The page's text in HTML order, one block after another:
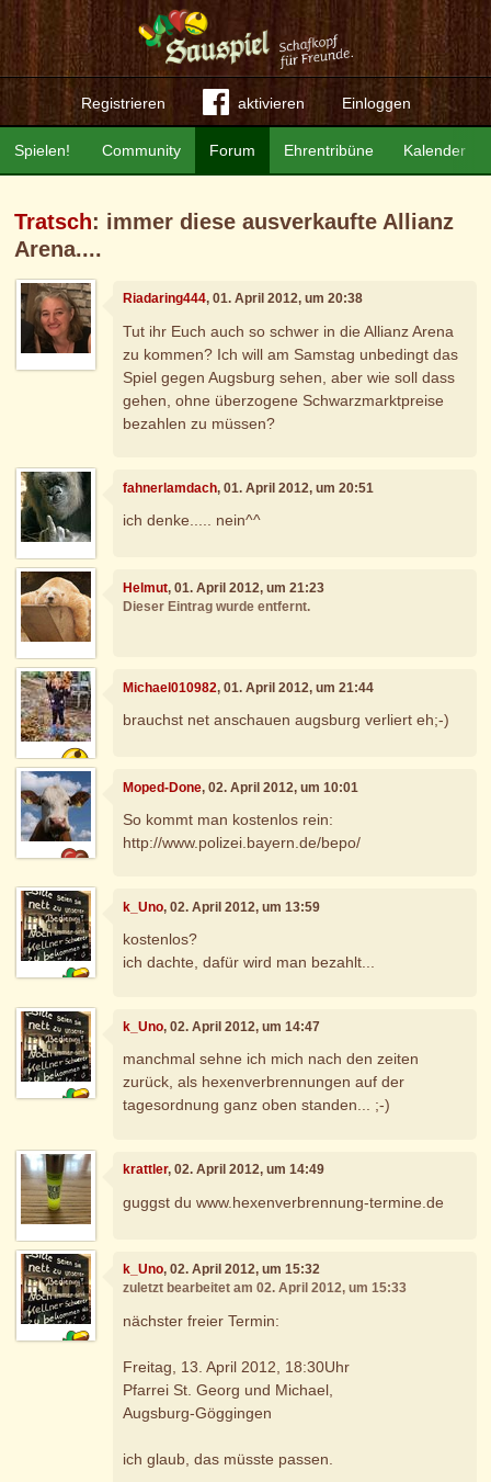
Registrieren aktivieren Einloggen
Community Forum Ehrentribüne Kalender
Spielen!
Tratsch: immer diese ausverkaufte Allianz
Arena....
Riadaring444, 01. April 2012, um 20:38
Tut ihr Euch auch so schwer in die Allianz Arena
zu kommen? Ich will am Samstag unbedingt das
Spiel gegen Augsburg sehen, aber wie soll dass
gehen, ohne überzogene Schwarzmarktpreise
bezahlen zu müssen?
fahnerlamdach, 01. April 2012, um 20:51
ich denke..... nein^^
Helmut, 01. April 2012, um 21:23
Dieser Eintrag wurde entfernt.
Michael010982, 01. April 2012, um 21:44
brauchst net anschauen augsburg verliert eh;-)
Moped-Done, 02. April 2012, um 10:01
So kommt man kostenlos rein:
http://www.polizei.bayern.de/bepo/
k_Uno, 02. April 2012, um 13:59
kostenlos?
ich dachte, dafür wird man bezahlt...
k_Uno, 02. April 2012, um 14:47
manchmal sehne ich mich nach den zeiten
zurück, als hexenverbrennungen auf der
tagesordnung ganz oben standen... ;-)
krattler, 02. April 2012, um 14:49
guggst du www.hexenverbrennung-termine.de
k_Uno, 02. April 2012, um 15:32
zuletzt bearbeitet am 02. April 2012, um 15:33
nächster freier Termin:
Freitag, 13. April 2012, 18:30Uhr
Pfarrei St. Georg und Michael,
Augsburg-Göggingen
ich glaub, das müsste passen.